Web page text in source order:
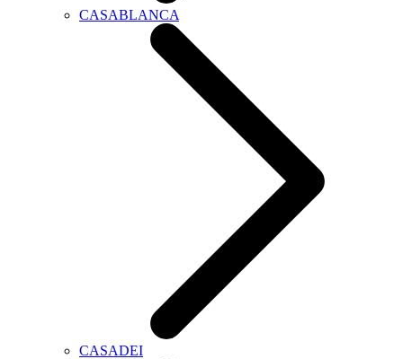
CASABLANCA
CASADEI